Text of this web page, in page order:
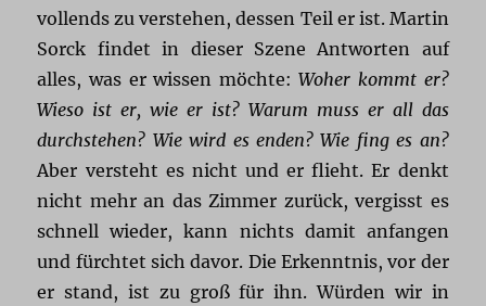
vollends zu verstehen, dessen Teil er ist. Martin
Sorck findet in dieser Szene Antworten auf
alles, was er wissen möchte:Woher kommt er?
Wieso ist er, wie er ist? Warum muss er all das
durchstehen? Wie wird es enden? Wie fing es an?
Aber versteht es nicht und er flieht. Er denkt
nicht mehr an das Zimmer zurück, vergisst es
schnell wieder, kann nichts damit anfangen
und fürchtet sich davor. Die Erkenntnis, vor der
er stand, ist zu groß für ihn. Würden wir in